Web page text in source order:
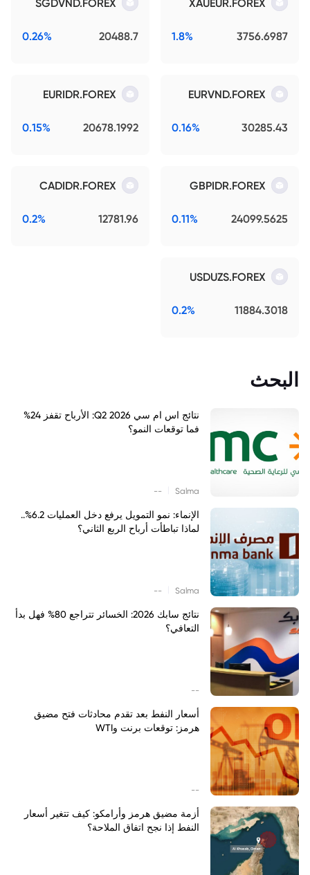
XAUEUR.FOREX
3756.6987
1.8%
SGDVND.FOREX
20488.7
0.26%
EURVND.FOREX
30285.43
0.16%
EURIDR.FOREX
20678.1992
0.15%
GBPIDR.FOREX
24099.5625
0.11%
CADIDR.FOREX
12781.96
0.2%
USDUZS.FOREX
11884.3018
0.2%
البحث
نتائج اس ام سي Q2 2026: الأرباح تقفز 24%
فما توقعات النمو؟
Salma
--
الإنماء: نمو التمويل يرفع دخل العمليات 6.2%..
لماذا تباطأت أرباح الربع الثاني؟
Salma
--
نتائج سابك 2026: الخسائر تتراجع 80% فهل بدأ
التعافي؟
--
أسعار النفط بعد تقدم محادثات فتح مضيق
هرمز: توقعات برنت وWTI
--
أزمة مضيق هرمز وأرامكو: كيف تتغير أسعار
النفط إذا نجح اتفاق الملاحة؟